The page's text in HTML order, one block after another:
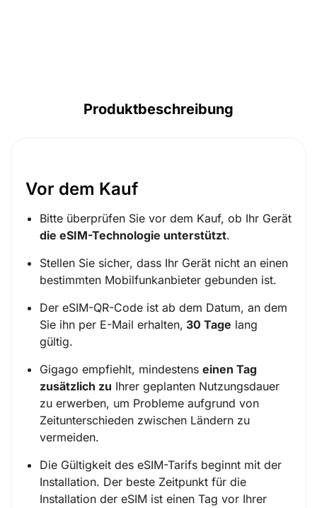
Produktbeschreibung
Vor dem Kauf
Bitte überprüfen Sie vor dem Kauf, ob Ihr Gerät
die eSIM-Technologie unterstützt.
Stellen Sie sicher, dass Ihr Gerät nicht an einen
bestimmten Mobilfunkanbieter gebunden ist.
Der eSIM-QR-Code ist ab dem Datum, an dem
Sie ihn per E-Mail erhalten, 30 Tage lang
gültig.
Gigago empfiehlt, mindestens einen Tag
zusätzlich zu Ihrer geplanten Nutzungsdauer
zu erwerben, um Probleme aufgrund von
Zeitunterschieden zwischen Ländern zu
vermeiden.
Die Gültigkeit des eSIM-Tarifs beginnt mit der
Installation. Der beste Zeitpunkt für die
Installation der eSIM ist einen Tag vor Ihrer